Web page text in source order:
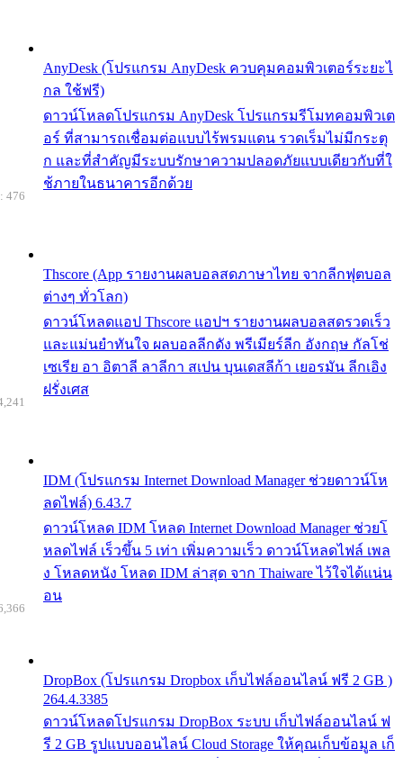
AnyDesk (โปรแกรม AnyDesk ควบคุมคอมพิวเตอร์ระยะไ
กล ใช้ฟรี)
ดาวน์โหลดโปรแกรม AnyDesk โปรแกรมรีโมทคอมพิวเต
อร์ ที่สามารถเชื่อมต่อแบบไร้พรมแดน รวดเร็มไม่มีกระตุ
ก และที่สำคัญมีระบบรักษาความปลอดภัยแบบเดียวกับที่ใ
ช้ภายในธนาคารอีกด้วย
Thscore (App รายงานผลบอลสดภาษาไทย จากลีกฟุตบอล
ต่างๆ ทั่วโลก)
ดาวน์โหลดแอป Thscore แอปฯ รายงานผลบอลสดรวดเร็ว
และแม่นยำทันใจ ผลบอลลีกดัง พรีเมียร์ลีก อังกฤษ กัลโช่
เซเรีย อา อิตาลี ลาลีกา สเปน บุนเดสลีก้า เยอรมัน ลีกเอิง
ฝรั่งเศส
476
IDM (โปรแกรม Internet Download Manager ช่วยดาวน์โห
ลดไฟล์) 6.43.7
ดาวน์โหลด IDM โหลด Internet Download Manager ช่วยโ
หลดไฟล์ เร็วขึ้น 5 เท่า เพิ่มความเร็ว ดาวน์โหลดไฟล์ เพล
ง โหลดหนัง โหลด IDM ล่าสุด จาก Thaiware ไว้ใจได้แน่น
อน
DropBox (โปรแกรม Dropbox เก็บไฟล์ออนไลน์ ฟรี 2 GB )
264.4.3385
ดาวน์โหลดโปรแกรม DropBox ระบบ เก็บไฟล์ออนไลน์ ฟ
รี 2 GB รูปแบบออนไลน์ Cloud Storage ให้คุณเก็บข้อมูล เก็